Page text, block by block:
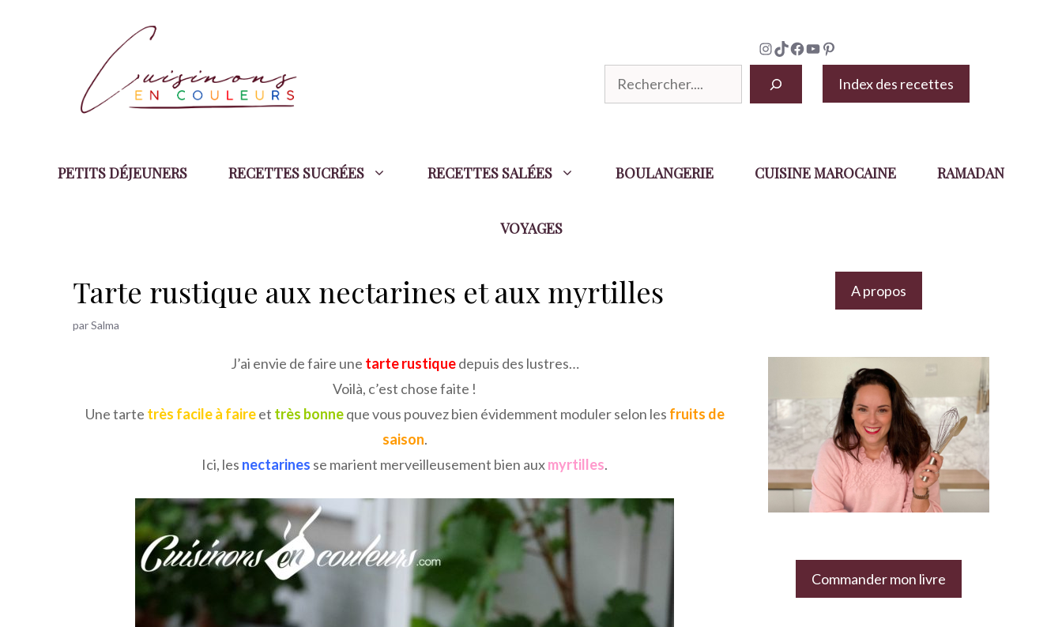
Instagram
TikTok
Facebook
YouTube
Pinterest
e
e
r
Index des recettes
PETITS DÉJEUNERS RECETTES SUCRÉES RECETTES SALÉES BOULANGERIE CUISINE MAROCAINE RAMADAN
VOYAGES
Tarte rustique aux nectarines et aux myrtilles
parSalma
J’ai envie de faire une tarte rustique depuis des lustres…
Voilà, c’est chose faite !
Une tarte très facile à faire et très bonne que vous pouvez bien évidemment moduler selon les fruits de
saison.
Ici, les nectarines se marient merveilleusement bien auxmyrtilles.
A propos
Commander mon livre